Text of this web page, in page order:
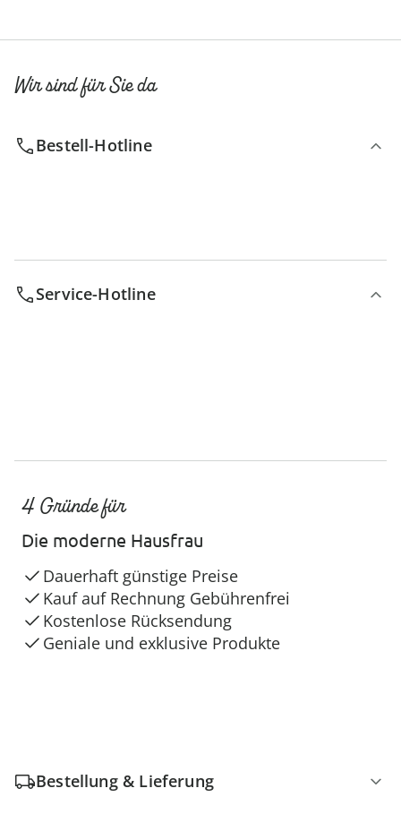
Wir sind für Sie da
Bestell-Hotline
Service-Hotline
4 Gründe für
Die moderne Hausfrau
Dauerhaft günstige Preise
Kauf auf Rechnung Gebührenfrei
Kostenlose Rücksendung
Geniale und exklusive Produkte
Bestellung & Lieferung